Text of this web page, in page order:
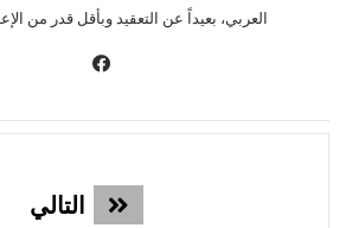
العربي، بعيداً عن التعقيد وبأقل قدر من
التالي